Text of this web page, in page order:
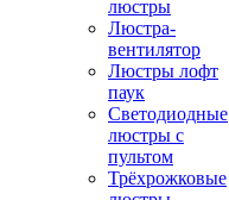
люстры
Люстра-
вентилятор
Люстры лофт
паук
Светодиодные
люстры с
пультом
Трёхрожковые